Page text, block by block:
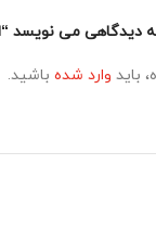
می نویسد
باید وارد شده باشید.